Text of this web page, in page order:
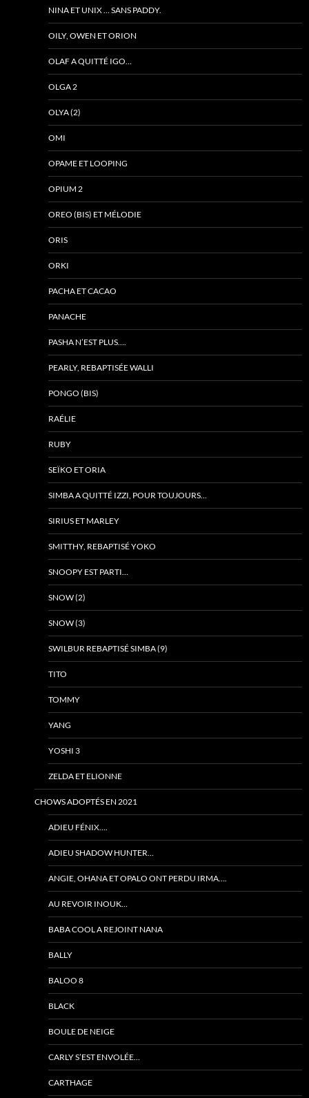
NINA ET UNIX … SANS PADDY.
OILY, OWEN ET ORION
OLAF A QUITTÉ IGO…
OLGA 2
OLYA (2)
OMI
OPAME ET LOOPING
OPIUM 2
OREO (BIS) ET MÉLODIE
ORIS
ORKI
PACHA ET CACAO
PANACHE
PASHA N’EST PLUS….
PEARLY, REBAPTISÉE WALLI
PONGO (BIS)
RAÉLIE
RUBY
SEÏKO ET ORIA
SIMBA A QUITTÉ IZZI, POUR TOUJOURS…
SIRIUS ET MARLEY
SMITTHY, REBAPTISÉ YOKO
SNOOPY EST PARTI…
SNOW (2)
SNOW (3)
SWILBUR REBAPTISÉ SIMBA (9)
TITO
TOMMY
YANG
YOSHI 3
ZELDA ET ELIONNE
CHOWS ADOPTÉS EN 2021
ADIEU FÉNIX….
ADIEU SHADOW HUNTER…
ANGIE, OHANA ET OPALO ONT PERDU IRMA….
AU REVOIR INOUK…
BABA COOL A REJOINT NANA
BALLY
BALOO 8
BLACK
BOULE DE NEIGE
CARLY S’EST ENVOLÉE…
CARTHAGE